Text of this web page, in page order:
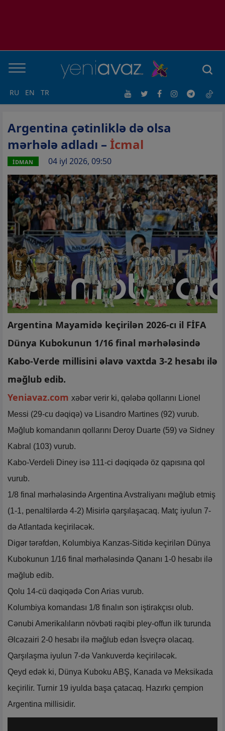
RU EN TR
Argentina çətinliklə də olsa
mərhələ adladı – İcmal
İDMAN 04 iyl 2026, 09:50
Argentina Mayamidə keçirilən 2026-cı il FİFA
Dünya Kubokunun 1/16 final mərhələsində
Kabo-Verde millisini əlavə vaxtda 3-2 hesabı ilə
məğlub edib.
Yeniavaz.com xəbər verir ki, qələbə qollarını Lionel
Messi (29-cu dəqiqə) və Lisandro Martines (92) vurub.
Məğlub komandanın qollarını Deroy Duarte (59) və Sidney
Kabral (103) vurub.
Kabo-Verdeli Diney isə 111-ci dəqiqədə öz qapısına qol
vurub.
1/8 final mərhələsində Argentina Avstraliyanı məğlub etmiş
(1-1, penaltilərdə 4-2) Misirlə qarşılaşacaq. Matç iyulun 7-
də Atlantada keçiriləcək.
Digər tərəfdən, Kolumbiya Kanzas-Sitidə keçirilən Dünya
Kubokunun 1/16 final mərhələsində Qananı 1-0 hesabı ilə
məğlub edib.
Qolu 14-cü dəqiqədə Con Arias vurub.
Kolumbiya komandası 1/8 finalın son iştirakçısı olub.
Cənubi Amerikalıların növbəti rəqibi pley-offun ilk turunda
Əlcəzairi 2-0 hesabı ilə məğlub edən İsveçrə olacaq.
Qarşılaşma iyulun 7-də Vankuverdə keçiriləcək.
Qeyd edək ki, Dünya Kuboku ABŞ, Kanada və Meksikada
keçirilir. Turnir 19 iyulda başa çatacaq. Hazırkı çempion
Argentina millisidir.